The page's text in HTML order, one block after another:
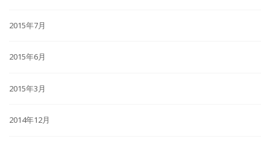
2015年7月
2015年6月
2015年3月
2014年12月